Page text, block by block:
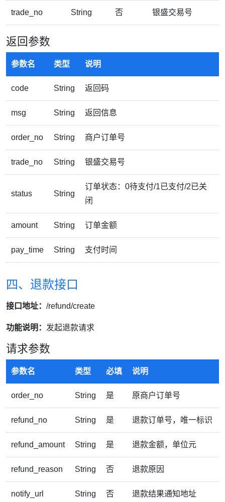
trade_no String 否 银盛交易号
返回参数
参数名 类型 说明
code String 返回码
msg String 返回信息
order_no String 商户订单号
trade_no String 银盛交易号
status String
订单状态：0待支付/1已支付/2已关
闭
amount String 订单金额
pay_time String 支付时间
四、退款接口
接口地址： /refund/create
功能说明： 发起退款请求
请求参数
参数名 类型 必填 说明
order_no String 是 原商户订单号
refund_no String 是 退款订单号，唯一标识
refund_amount String 是 退款金额，单位元
refund_reason String 否 退款原因
notify_url String 否 退款结果通知地址